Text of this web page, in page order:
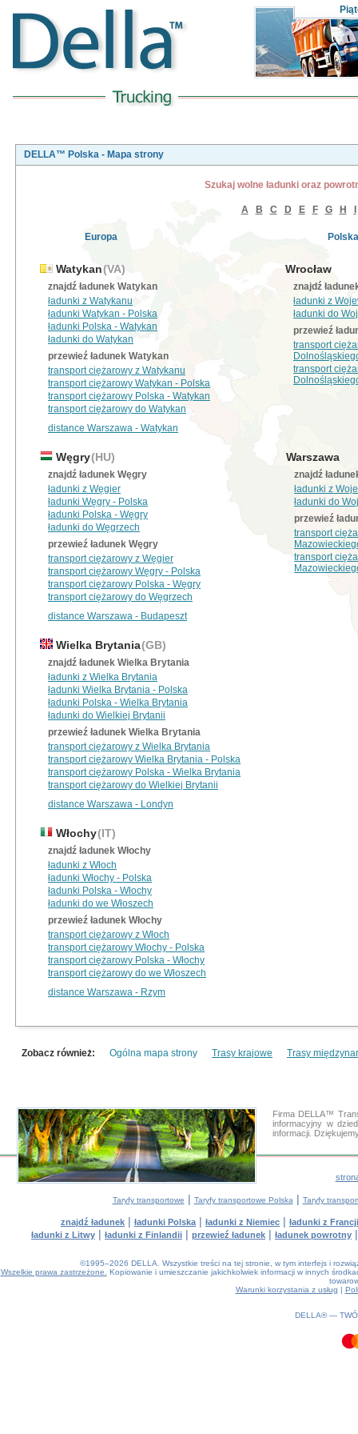
DELLA™ Polska - Mapa strony
Szukaj wolne ładunki oraz
A B C D E F G H
Europa Polska
Watykan(VA)
znajdź ładunek Watykan
ładunki z Watykanu
ładunki Watykan - Polska
ładunki Polska - Watykan
ładunki do Watykan
przewieź ładunek Watykan
transport ciężarowy z Watykanu
transport ciężarowy Watykan - Polska
transport ciężarowy Polska - Watykan
transport ciężarowy do Watykan
distance Warszawa - Watykan
Wrocław
znajdź
ładunki z
ładunki do
przewieź
transport
transport
Węgry(HU)
znajdź ładunek Węgry
ładunki z Węgier
ładunki Węgry - Polska
ładunki Polska - Węgry
ładunki do Węgrzech
przewieź ładunek Węgry
transport ciężarowy z Węgier
transport ciężarowy Węgry - Polska
transport ciężarowy Polska - Węgry
transport ciężarowy do Węgrzech
distance Warszawa - Budapeszt
Warszawa
znajdź
ładunki z
ładunki do
przewieź
transport
transport
Wielka Brytania(GB)
znajdź ładunek Wielka Brytania
ładunki z Wielka Brytania
ładunki Wielka Brytania - Polska
ładunki Polska - Wielka Brytania
ładunki do Wielkiej Brytanii
przewieź ładunek Wielka Brytania
transport ciężarowy z Wielka Brytania
transport ciężarowy Wielka Brytania - Polska
transport ciężarowy Polska - Wielka Brytania
transport ciężarowy do Wielkiej Brytanii
distance Warszawa - Londyn
Włochy(IT)
znajdź ładunek Włochy
ładunki z Włoch
ładunki Włochy - Polska
ładunki Polska - Włochy
ładunki do we Włoszech
przewieź ładunek Włochy
transport ciężarowy z Włoch
transport ciężarowy Włochy - Polska
transport ciężarowy Polska - Włochy
transport ciężarowy do we Włoszech
distance Warszawa - Rzym
Zobacz również: Ogólna mapa strony Trasy krajowe Trasy
Firma DELLA™
informacyjny w
informacji.
Taryfy transportowe | Taryfy transportowe Polska | Taryfy
znajdź ładunek | ładunki Polska | ładunki z Niemiec | ładunki z Francji
ładunki z Litwy | ładunki z Finlandii | przewieź ładunek | ładunek powrotny
©1995–2026 DELLA. Wszystkie treści na tej stronie, w tym interfejs i
Wszelkie prawa zastrzeżone.
Kopiowanie i umieszczanie jakichkolwiek informacji w innych
Warunki korzystania z usług |
DELLA® —